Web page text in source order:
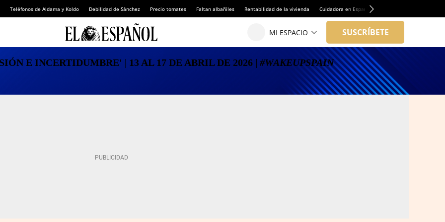
Teléfonos de Aldama y Koldo Debilidad de Sánchez Precio tomates Faltan albañiles Rentabilidad de la vivienda Cuidadora en España
E INCERTIDUMBRE' | 13 AL 17 DE ABRIL DE 2026 | #WAKEUPSPAIN